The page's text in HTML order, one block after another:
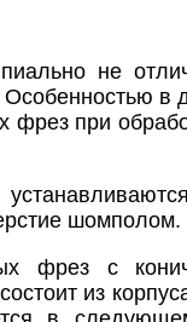
не
при
шомполом.
фрез с
из